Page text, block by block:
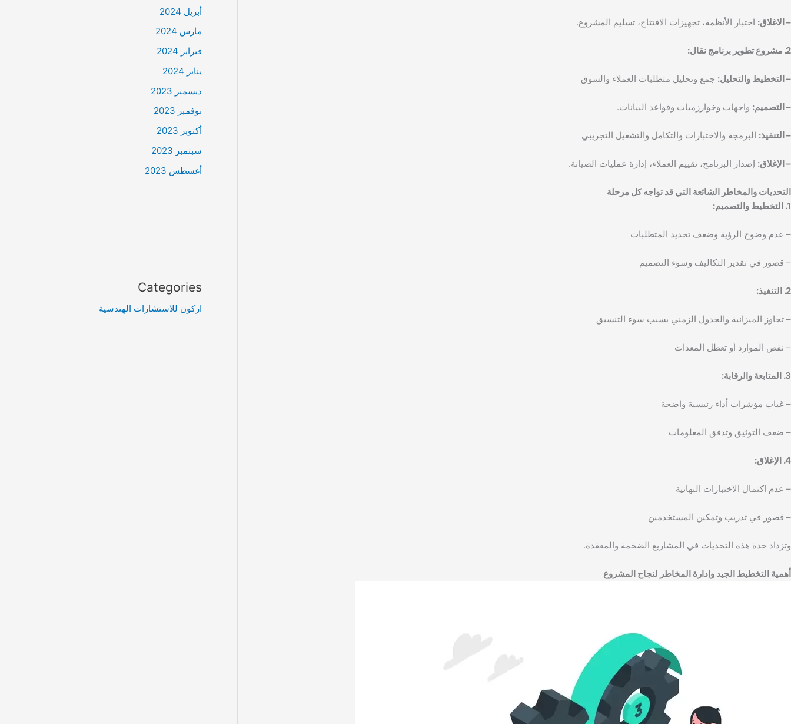
– الاغلاق: اختبار الأنظمة، تجهيزات الافتتاح، تسليم المشروع.
2. مشروع تطوير برنامج نقال:
– التخطيط والتحليل: جمع وتحليل متطلبات العملاء والسوق
– التصميم: واجهات وخوارزميات وقواعد البيانات.
– التنفيذ: البرمجة والاختبارات والتكامل والتشغيل التجريبي
– الإغلاق: إصدار البرنامج، تقييم العملاء، إدارة عمليات الصيانة.
التحديات والمخاطر الشائعة التي قد تواجه كل مرحلة
1. التخطيط والتصميم:
– عدم وضوح الرؤية وضعف تحديد المتطلبات
– قصور في تقدير التكاليف وسوء التصميم
2. التنفيذ:
– تجاوز الميزانية والجدول الزمني بسبب سوء التنسيق
– نقص الموارد أو تعطل المعدات
3. المتابعة والرقابة:
– غياب مؤشرات أداء رئيسية واضحة
– ضعف التوثيق وتدفق المعلومات
4. الإغلاق:
– عدم اكتمال الاختبارات النهائية
– قصور في تدريب وتمكين المستخدمين
وتزداد حدة هذه التحديات في المشاريع الضخمة والمعقدة.
أهمية التخطيط الجيد وإدارة المخاطر لنجاح المشروع
أبريل 2024
مارس 2024
فبراير 2024
يناير 2024
ديسمبر 2023
نوفمبر 2023
أكتوبر 2023
سبتمبر 2023
أغسطس 2023
Categories
اركون للاستشارات الهندسية